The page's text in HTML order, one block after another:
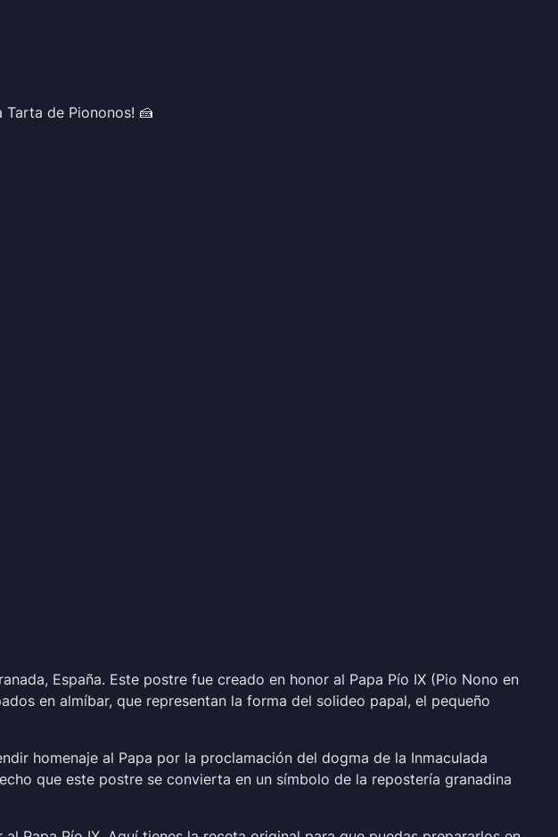
de Piononos! 🍰
España. Este postre fue creado en honor al Papa Pío IX (Pio Nono en
en almíbar, que representan la forma del solideo papal, el pequeño
homenaje al Papa por la proclamación del dogma de la Inmaculada
que este postre se convierta en un símbolo de la repostería granadina